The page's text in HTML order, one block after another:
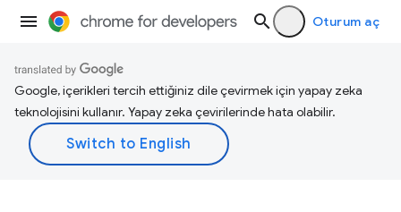
Oturum aç
Google, içerikleri tercih ettiğiniz dile çevirmek için yapay zeka
teknolojisini kullanır. Yapay zeka çevirilerinde hata olabilir.